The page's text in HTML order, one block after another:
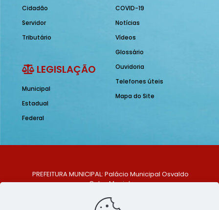
Cidadão
Servidor
Tributário
LEGISLAÇÃO
Municipal
Estadual
Federal
COVID-19
Notícias
Vídeos
Glossário
Ouvidoria
Telefones úteis
Mapa do Site
PREFEITURA MUNICIPAL: Palácio Municipal Osvaldo
Celso Maciel
Centro, São Bento do Una - PE. CEP: 553370-128